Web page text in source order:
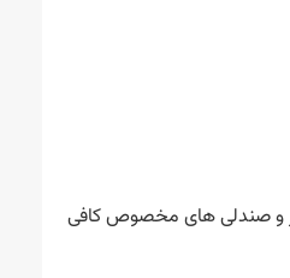
میز و صندلی های مخصوص کافی